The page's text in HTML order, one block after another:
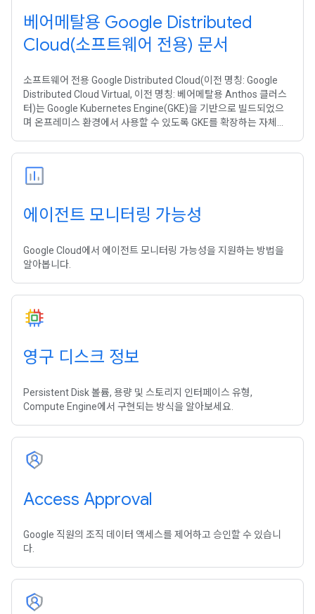
베어메탈용 Google Distributed
Cloud(소프트웨어 전용) 문서
소프트웨어 전용 Google Distributed Cloud(이전 명칭: Google
Distributed Cloud Virtual, 이전 명칭: 베어메탈용 Anthos 클러스
터)는 Google Kubernetes Engine(GKE)을 기반으로 빌드되었으
며 온프레미스 환경에서 사용할 수 있도록 GKE를 확장하는 자체
Cloud를 사용하면 Google Cloud 기능을 사용하면서 자체 프레미
스에서 GKE 클러스터를 생성, 관리, 업그레이드할 수 있으며
Google 인프라를 사용하여 클러스터에서 대규모로 컨테이너화된
에이전트 모니터링 가능성
Google Cloud에서 에이전트 모니터링 가능성을 지원하는 방법을
알아봅니다.
영구 디스크 정보
Persistent Disk 볼륨, 용량 및 스토리지 인터페이스 유형,
Compute Engine에서 구현되는 방식을 알아보세요.
Access Approval
Google 직원의 조직 데이터 액세스를 제어하고 승인할 수 있습니
다.